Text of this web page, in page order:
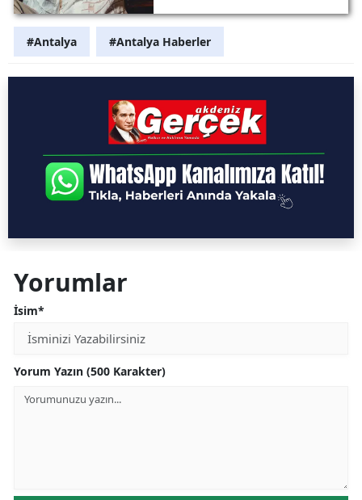
#Antalya #Antalya Haberler
Yorumlar
İsim*
Yorum Yazın (500 Karakter)